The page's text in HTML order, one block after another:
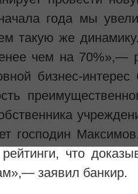
года мы
такую же
чем на 70%»,—
бизнес-
господин
что
заявил банкир.